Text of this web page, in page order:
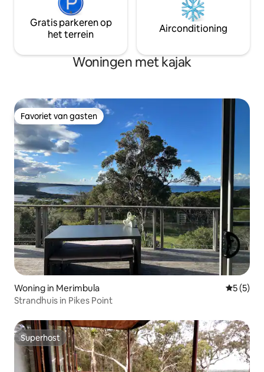
Gratis parkeren op
het terrein
Airconditioning
Woningen met kajak
Favoriet van gasten
Favoriet van gasten
Woning in Merimbula
5 (5)
Strandhuis in Pikes Point
Superhost
Superhost